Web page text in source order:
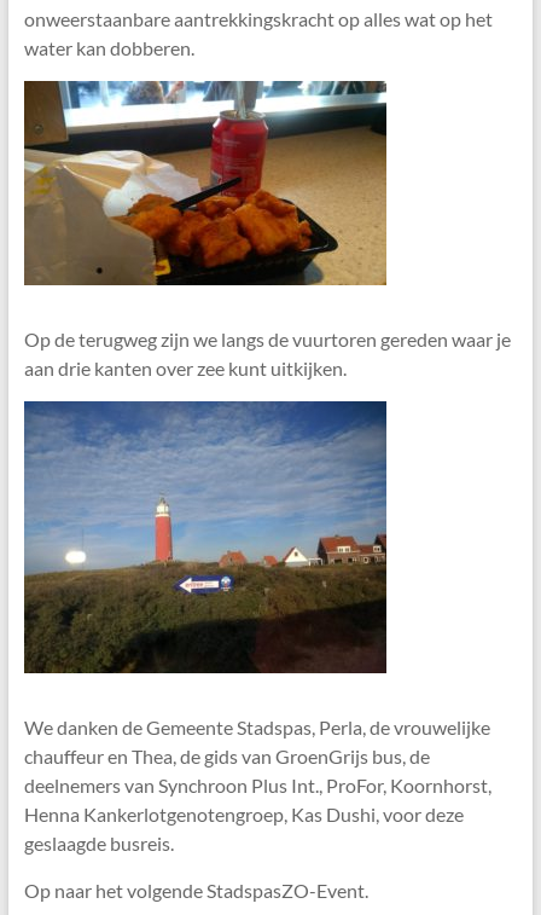
onweerstaanbare aantrekkingskracht op alles wat op het
water kan dobberen.
Op de terugweg zijn we langs de vuurtoren gereden waar je
aan drie kanten over zee kunt uitkijken.
We danken de Gemeente Stadspas, Perla, de vrouwelijke
chauffeur en Thea, de gids van GroenGrijs bus, de
deelnemers van Synchroon Plus Int., ProFor, Koornhorst,
Henna Kankerlotgenotengroep, Kas Dushi, voor deze
geslaagde busreis.
Op naar het volgende StadspasZO-Event.